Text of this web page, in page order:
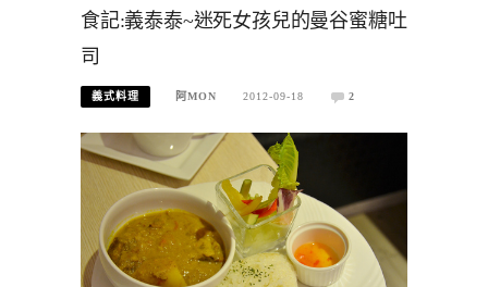
食記:義泰泰~迷死女孩兒的曼谷蜜糖吐
司
義式料理 阿MON 2012-09-18 2